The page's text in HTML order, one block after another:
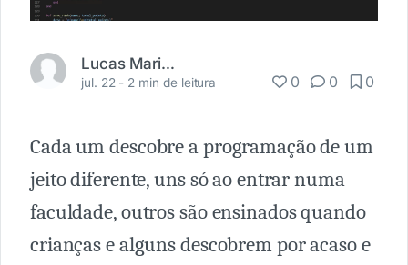
Lucas Marinho Dias
jul. 22 - 2 min de leitura 0 0 0
Cada um descobre a programação de um
jeito diferente, uns só ao entrar numa
faculdade, outros são ensinados quando
crianças e alguns descobrem por acaso e